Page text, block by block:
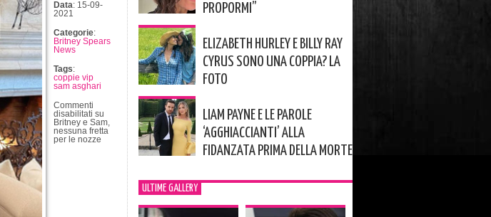
Data: 15-09-
2021
Categorie:
Britney Spears
News
Tags:
coppie vip
sam asghari
Commenti
disabilitati su
Britney e Sam,
nessuna fretta
per le nozze
PROPORMI”
ELIZABETH HURLEY E BILLY RAY
CYRUS SONO UNA COPPIA? LA
FOTO
LIAM PAYNE E LE PAROLE
‘AGGHIACCIANTI’ ALLA
FIDANZATA PRIMA DELLA MORTE
ULTIME GALLERY